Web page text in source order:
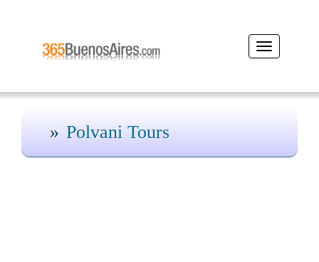
Desplegar
navegación
Polvani Tours